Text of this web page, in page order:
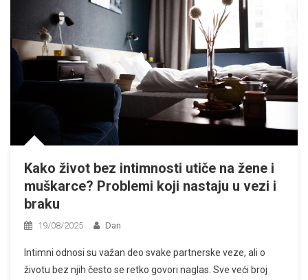
Kako život bez intimnosti utiče na žene i
muškarce? Problemi koji nastaju u vezi i
braku
19/08/2025 Dan
Intimni odnosi su važan deo svake partnerske veze, ali o
životu bez njih često se retko govori naglas. Sve veći broj